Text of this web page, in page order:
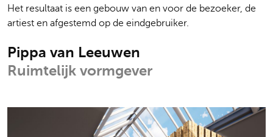
Het resultaat is een gebouw van en voor de bezoeker, de
artiest en afgestemd op de eindgebruiker.
Pippa van Leeuwen
Ruimtelijk vormgever